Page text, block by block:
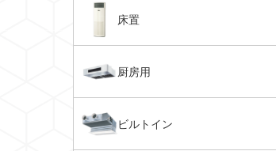
床置
厨房用
ビルトイン